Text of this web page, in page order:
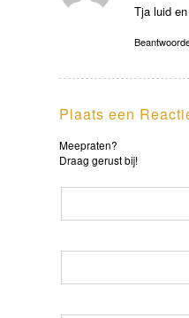
Tja luid
Plaats een
Meepraten?
Draag gerust bij!